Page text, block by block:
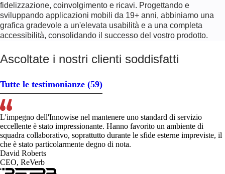
fidelizzazione, coinvolgimento e ricavi. Progettando e
sviluppando applicazioni mobili da 19+ anni, abbiniamo una
grafica gradevole a un'elevata usabilità e a una completa
accessibilità, consolidando il successo del vostro prodotto.
Ascoltate i nostri clienti soddisfatti
Tutte le testimonianze (59)
L'impegno dell'Innowise nel mantenere uno standard di servizio
eccellente è stato impressionante. Hanno favorito un ambiente di
squadra collaborativo, soprattutto durante le sfide esterne impreviste, il
che è stato particolarmente degno di nota.
David Roberts
CEO, ReVerb